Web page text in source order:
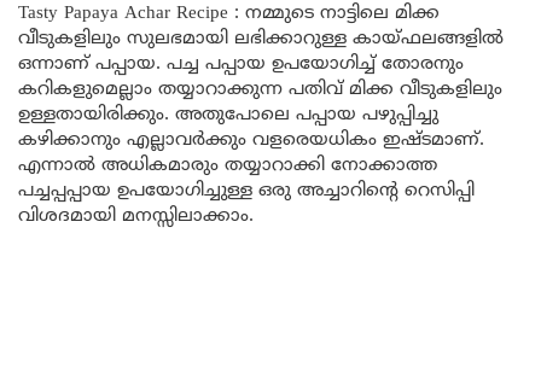
Tasty Papaya Achar Recipe : നമ്മുടെ നാട്ടിലെ മിക്ക
വീടുകളിലും സുലഭമായി ലഭിക്കാറുള്ള കായ്ഫലങ്ങളിൽ
ഒന്നാണ് പപ്പായ. പച്ച പപ്പായ ഉപയോഗിച്ച് തോരനും
കറികളുമെല്ലാം തയ്യാറാക്കുന്ന പതിവ് മിക്ക വീടുകളിലും
ഉള്ളതായിരിക്കും. അതുപോലെ പപ്പായ പഴുപ്പിച്ചു
കഴിക്കാനും എല്ലാവർക്കും വളരെയധികം ഇഷ്ടമാണ്.
എന്നാൽ അധികമാരും തയ്യാറാക്കി നോക്കാത്ത
പച്ചപ്പപ്പായ ഉപയോഗിച്ചുള്ള ഒരു അച്ചാറിന്റെ റെസിപ്പി
വിശദമായി മനസ്സിലാക്കാം.